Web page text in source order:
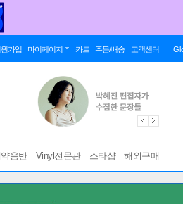
원가입 마이페이지 카트 주문/배송 고객센터
음반 Vinyl전문관 스타샵 해외구매